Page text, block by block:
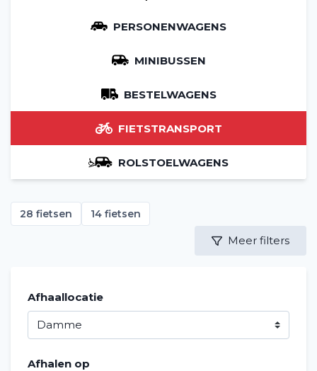
PERSONENWAGENS
MINIBUSSEN
BESTELWAGENS
FIETSTRANSPORT
ROLSTOELWAGENS
28 fietsen 14 fietsen
Meer filters
Afhaallocatie
Afhalen op